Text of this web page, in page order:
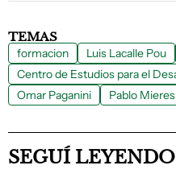
TEMAS
formacion Luis Lacalle Pou
Centro de Estudios para el
Omar Paganini
Pablo Mieres
SEGUÍ LEYENDO